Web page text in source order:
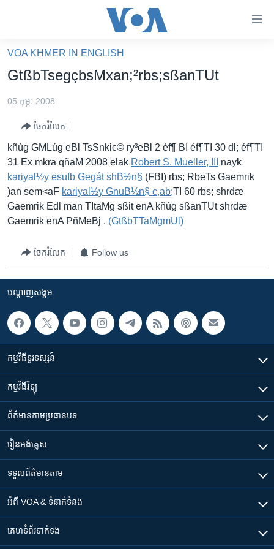
គេហទំព័រ​
ទាក់ទង
និង​
ទំព័រ​
ព័ត៌មាន​​
តែ​
ម្តង
រំលង​
និង​
សម្ព័ន្ធ​
និង​
ចូល​
កាន់​
ស្វែង​
អាមេរិក
ចិន
ហេឡូវីអូអេ
កម្ពុជាច្នៃប្រតិដ្ឋ
ព្រឹត្តិការណ៍ព័ត៌មាន
ទូរទស្សន៍ / វីដេអូ​
Khmer English
បណ្តាញ​សង្គម
ភាសា
VOA KHMER IN ENGLISH
GtßbTsegçbsMxan;²rbs;sßanTUt
05 កុម្ភៈ 2008
ចែករំលែក
kñúg GMLúg eBl TsSnkic© ry³eBl 2 éf¶ BI éf¶TI 30 dl; éf¶TI
31 Ex mkra qñaM 2008 elak Robert S. Mueller, III
nayk
kariyal½y esuIb Gegát shB½n§ (FBI) rbs; RbeTs Gaemrik
)an sem<aF kariyal½y GnuB½n§ c,ab;​TI 60 rbs; shrdæ
Gaemrik Edl man TItaMg sßit enA kñúg sßanTUt shrdæ
Gaemrik enA PñMeBj . (GtßbTTaMgmUl)
ចែករំលែក Follow us
បណ្តាញ​សង្គម
កម្មវិធី​ទូរទស្សន៍
កម្មវិធី​វិទ្យុ
ព័ត៌មាន​តាមប្រធានបទ​
រៀន​​អង់គ្លេស
ទទួល​ព័ត៌មាន​តាម
អំពី​ VOA & ទំនាក់ទំនង
គេហទំព័រ​​ទាក់ទង